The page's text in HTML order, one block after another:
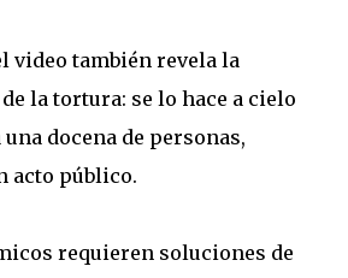
video también revela la
la tortura: se lo hace a cielo
docena de personas,
acto público.
requieren soluciones de